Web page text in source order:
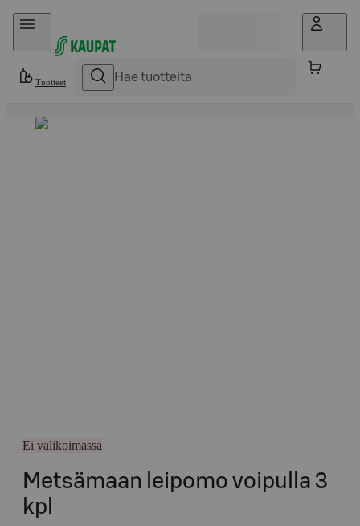
Hyppää sisältöön
Tuotteet
Ei valikoimassa
Metsämaan leipomo voipulla 3
kpl